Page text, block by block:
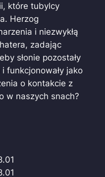
które tubylcy
Herzog
i niezwykłą
zadając
słonie pozostały
funkcjonowały jako
o kontakcie z
w naszych snach?